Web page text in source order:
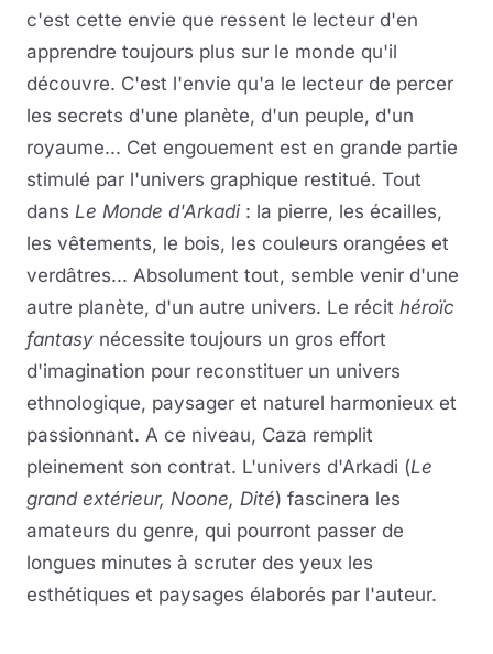
c'est cette envie que ressent le lecteur d'en
apprendre toujours plus sur le monde qu'il
découvre. C'est l'envie qu'a le lecteur de percer
les secrets d'une planète, d'un peuple, d'un
royaume... Cet engouement est en grande partie
stimulé par l'univers graphique restitué. Tout
dans Le Monde d'Arkadi : la pierre, les écailles,
les vêtements, le bois, les couleurs orangées et
verdâtres... Absolument tout, semble venir d'une
autre planète, d'un autre univers. Le récit héroïc
fantasy nécessite toujours un gros effort
d'imagination pour reconstituer un univers
ethnologique, paysager et naturel harmonieux et
passionnant. A ce niveau, Caza remplit
pleinement son contrat. L'univers d'Arkadi (Le
grand extérieur, Noone, Dité) fascinera les
amateurs du genre, qui pourront passer de
longues minutes à scruter des yeux les
esthétiques et paysages élaborés par l'auteur.